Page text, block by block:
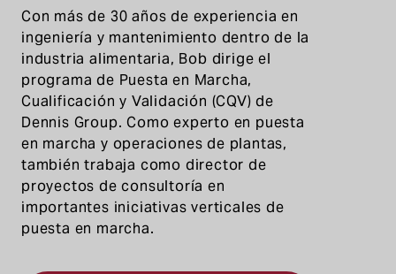
Con más de 30 años de experiencia en
ingeniería y mantenimiento dentro de la
industria alimentaria, Bob dirige el
programa de Puesta en Marcha,
Cualificación y Validación (CQV) de
Dennis Group. Como experto en puesta
en marcha y operaciones de plantas,
también trabaja como director de
proyectos de consultoría en
importantes iniciativas verticales de
puesta en marcha.